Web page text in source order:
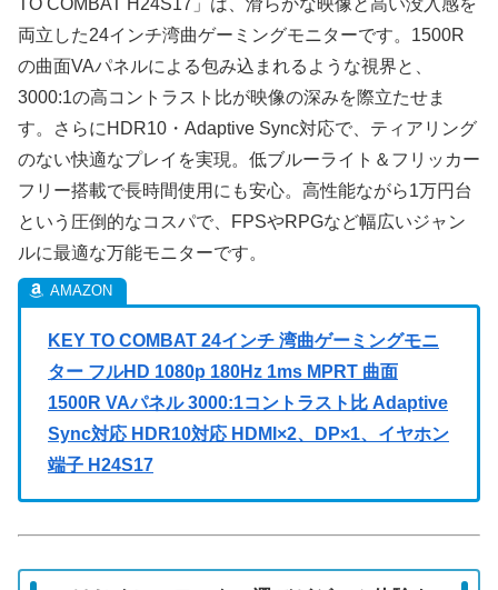
TO COMBAT H24S17」は、滑らかな映像と高い没入感を
両立した24インチ湾曲ゲーミングモニターです。1500R
の曲面VAパネルによる包み込まれるような視界と、
3000:1の高コントラスト比が映像の深みを際立たせま
す。さらにHDR10・Adaptive Sync対応で、ティアリング
のない快適なプレイを実現。低ブルーライト＆フリッカー
フリー搭載で長時間使用にも安心。高性能ながら1万円台
という圧倒的なコスパで、FPSやRPGなど幅広いジャン
ルに最適な万能モニターです。
KEY TO COMBAT 24インチ 湾曲ゲーミングモニ
ター フルHD 1080p 180Hz 1ms MPRT 曲面
1500R VAパネル 3000:1コントラスト比 Adaptive
Sync対応 HDR10対応 HDMI×2、DP×1、イヤホン
端子 H24S17